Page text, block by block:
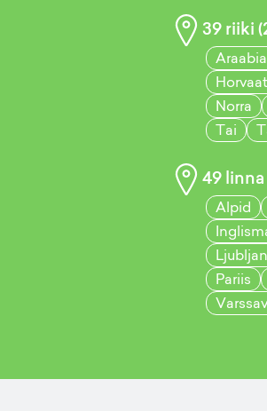
39riiki (
Norra
Tai
49
Alpid
Pariis